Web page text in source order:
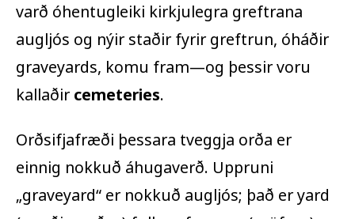
varð óhentugleiki kirkjulegra greftrana
augljós og nýir staðir fyrir greftrun, óháðir
graveyards, komu fram—og þessir voru
kallaðircemeteries.
Orðsifjafræði þessara tveggja orða er
einnig nokkuð áhugaverð. Uppruni
„graveyard“ er nokkuð augljós; það eryard